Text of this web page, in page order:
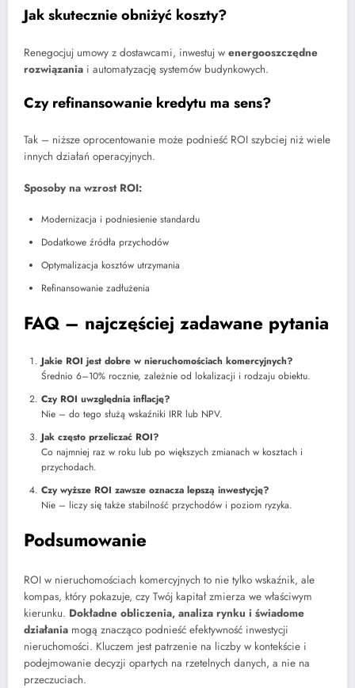
Jak skutecznie obniżyć koszty?
Renegocjuj umowy z dostawcami, inwestuj w energooszczędne
rozwiązania i automatyzację systemów budynkowych.
Czy refinansowanie kredytu ma sens?
Tak – niższe oprocentowanie może podnieść ROI szybciej niż wiele
innych działań operacyjnych.
Sposoby na wzrost ROI:
Modernizacja i podniesienie standardu
Dodatkowe źródła przychodów
Optymalizacja kosztów utrzymania
Refinansowanie zadłużenia
FAQ – najczęściej zadawane pytania
Jakie ROI jest dobre w nieruchomościach komercyjnych?
Średnio 6–10% rocznie, zależnie od lokalizacji i rodzaju obiektu.
Czy ROI uwzględnia inflację?
Nie – do tego służą wskaźniki IRR lub NPV.
Jak często przeliczać ROI?
Co najmniej raz w roku lub po większych zmianach w kosztach i
przychodach.
Czy wyższe ROI zawsze oznacza lepszą inwestycję?
Nie – liczy się także stabilność przychodów i poziom ryzyka.
Podsumowanie
ROI w nieruchomościach komercyjnych to nie tylko wskaźnik, ale
kompas, który pokazuje, czy Twój kapitał zmierza we właściwym
kierunku. Dokładne obliczenia, analiza rynku i świadome
działania mogą znacząco podnieść efektywność inwestycji
nieruchomości. Kluczem jest patrzenie na liczby w kontekście i
podejmowanie decyzji opartych na rzetelnych danych, a nie na
przeczuciach.